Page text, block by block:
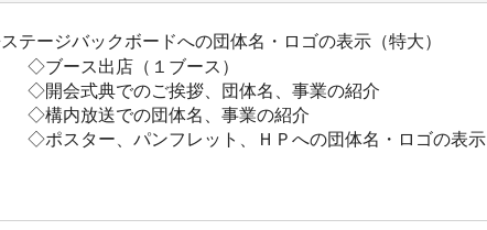
テージバックボードへの団体名・ロゴの表示（特大）
◇ブース出店（１ブース）
◇開会式典でのご挨拶、団体名、事業の紹介
◇構内放送での団体名、事業の紹介
◇ポスター、パンフレット、ＨＰへの団体名・ロゴの表示